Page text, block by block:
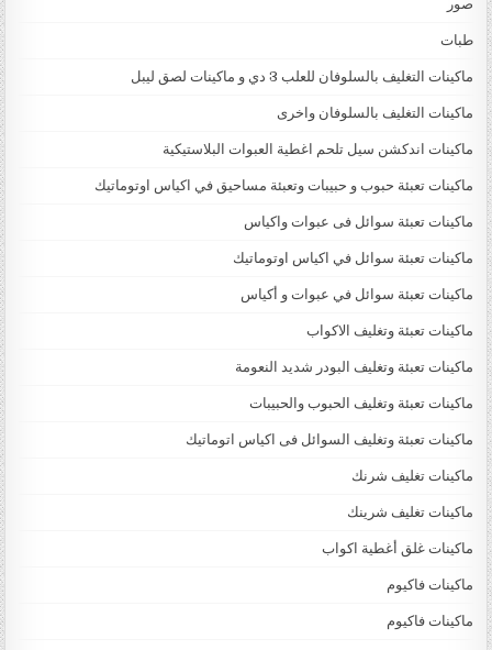
صور
طبات
ماكينات التغليف بالسلوفان للعلب 3 دي و ماكينات لصق ليبل
ماكينات التغليف بالسلوفان واخرى
ماكينات اندكشن سيل تلحم اغطية العبوات البلاستيكية
ماكينات تعبئة حبوب و حبيبات وتعبئة مساحيق في اكياس اوتوماتيك
ماكينات تعبئة سوائل فى عبوات واكياس
ماكينات تعبئة سوائل في اكياس اوتوماتيك
ماكينات تعبئة سوائل في عبوات و أكياس
ماكينات تعبئة وتغليف الاكواب
ماكينات تعبئة وتغليف البودر شديد النعومة
ماكينات تعبئة وتغليف الحبوب والحبيبات
ماكينات تعبئة وتغليف السوائل فى اكياس اتوماتيك
ماكينات تغليف شرنك
ماكينات تغليف شرينك
ماكينات غلق أغطية اكواب
ماكينات فاكيوم
ماكينات فاكيوم